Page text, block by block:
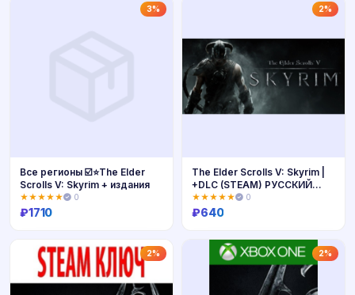
3%
Купить
Все регионы ☑️⭐The Elder
Scrolls V: Skyrim + издания
★★★★★ 0
₽1710
2%
Купить
The Elder Scrolls V: Skyrim |
+DLC (STEAM) РУССКИЙ
ЯЗЫК
★★★★★ 0
₽640
2% 2%